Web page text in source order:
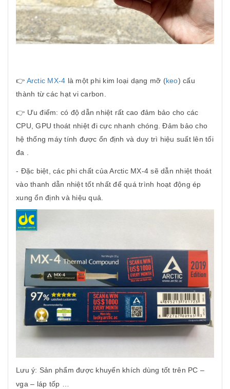
👉 Arctic MX-4 là một phi kim loại dạng mỡ (keo) cấu
thành từ các hạt vi carbon.
👉 Ưu điểm: có độ dẫn nhiệt rất cao đảm bảo cho các
CPU, GPU thoát nhiệt đi cực nhanh chóng. Đảm bảo cho
hệ thống máy tính được ổn định và duy trì hiệu suất lên tối
đa .
- Đặc biệt, các phi chất của Arctic MX-4 sẽ dẫn nhiệt thoát
vào thanh dẫn nhiệt tốt nhất để quá trình hoạt động ép
xung ổn định và hiệu quả.
Lưu ý: Sản phẩm được khuyến khích dùng tốt trên PC –
vga – láp tốp …